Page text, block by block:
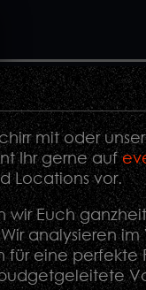
mit oder
Ihr gerne auf
Locations vor.
wir Euch
analysieren
eine perfekte